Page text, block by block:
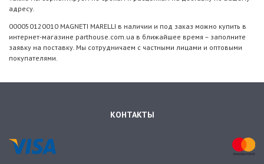
адресу.
000050120010 MAGNETI MARELLI в наличии и под заказ можно купить в
интернет-магазине parthouse.com.ua в ближайшее время – заполните
заявку на поставку. Мы сотрудничаем с частными лицами и оптовыми
покупателями.
КОНТАКТЫ